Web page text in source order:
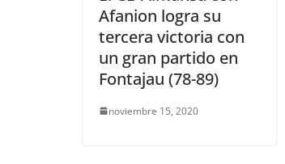
Afanion logra su
tercera victoria con
un gran partido en
Fontajau (78-89)
noviembre 15, 2020